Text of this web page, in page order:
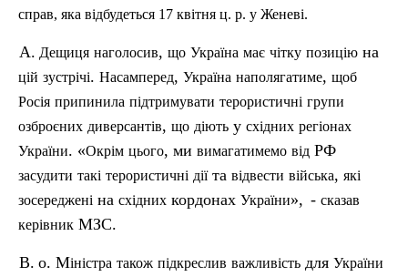
справ, яка відбудеться 17 квітня ц. р. у Женеві.
А. Дещиця наголосив, що Україна має чітку позицію на
цій зустрічі. Насамперед, Україна наполягатиме, щоб
Росія припинила підтримувати терористичні групи
озброєних диверсантів, що діють у східних регіонах
України. «Окрім цього, ми вимагатимемо від РФ
засудити такі терористичні діїта відвести війська, які
зосереджені на східних кордонах України», - сказав
керівник МЗС.
В. о. Міністра також підкреслив важливість для України